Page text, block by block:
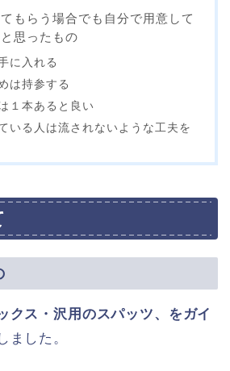
もらう場合でも自分で用意して
思ったもの
に入れる
は持参する
１本あると良い
いる人は流されないような工夫を
クス・沢用のスパッツ、をガイ
ました。